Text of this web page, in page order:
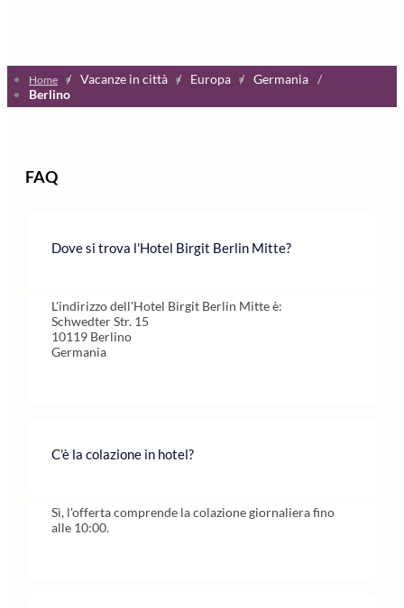
Home / Vacanze in città / Europa / Germania /
Berlino
FAQ
Dove si trova l'Hotel Birgit Berlin Mitte?
L'indirizzo dell'Hotel Birgit Berlin Mitte è:
Schwedter Str. 15
10119 Berlino
Germania
C'è la colazione in hotel?
Sì, l'offerta comprende la colazione giornaliera fino
alle 10:00.